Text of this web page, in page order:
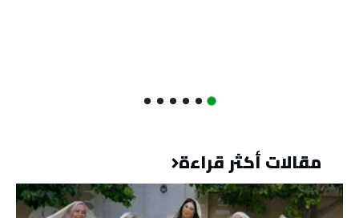
مقالات أكثر قراءة